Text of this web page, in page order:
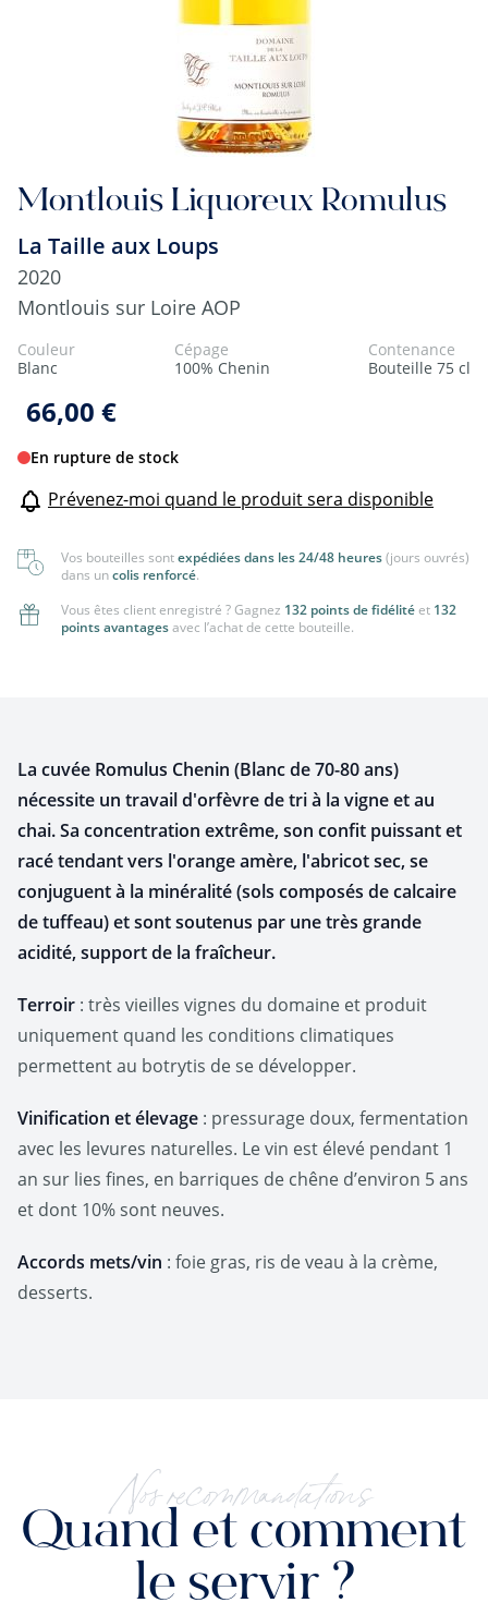
Montlouis Liquoreux Romulus
La Taille aux Loups
2020
Montlouis sur Loire AOP
Couleur
Blanc
Cépage
100% Chenin
Contenance
Bouteille 75 cl
66,00 €
En rupture de stock
Prévenez-moi quand le produit sera disponible
Vos bouteilles sontexpédiées dans les 24/48 heures(jours ouvrés)
dans uncolis renforcé.
Vous êtes client enregistré ? Gagnez 132 points de fidélité et 132
points avantagesavec l’achat de cette bouteille.
La cuvée Romulus Chenin (Blanc de 70-80 ans)
nécessite un travail d'orfèvre de tri à la vigne et au
chai. Sa concentration extrême, son confit puissant et
racé tendant vers l'orange amère, l'abricot sec, se
conjuguent à la minéralité (sols composés de calcaire
de tuffeau) et sont soutenus par une très grande
acidité, support de la fraîcheur.
Terroir : très vieilles vignes du domaine et produit
uniquement quand les conditions climatiques
permettent au botrytis de se développer.
Vinification et élevage : pressurage doux, fermentation
avec les levures naturelles. Le vin est élevé pendant 1
an sur lies fines, en barriques de chêne d’environ 5 ans
et dont 10% sont neuves.
Accords mets/vin : foie gras, ris de veau à la crème,
desserts.
Nos recommandations
Quand et comment
le servir ?